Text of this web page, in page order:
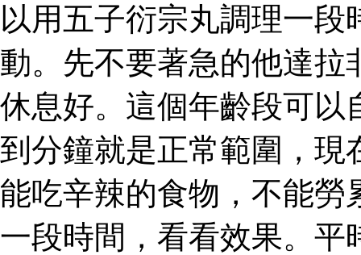
以用五子衍宗丸調理一
動。先不要著急的他達拉
休息好。這個年齡段可以
到分鐘就是正常範圍，現
能吃辛辣的食物，不能勞
一段時間，看看效果。平